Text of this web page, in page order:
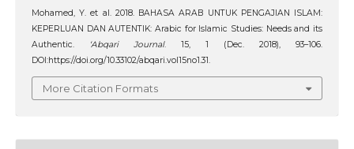
Mohamed, Y. et al. 2018. BAHASA ARAB UNTUK PENGAJIAN ISLAM:
KEPERLUAN DAN AUTENTIK: Arabic for Islamic Studies: Needs and its
Authentic.
‘Abqari Journal. 15, 1 (Dec. 2018), 93–106.
DOI:https://doi.org/10.33102/abqari.vol15no1.31.
More Citation Formats